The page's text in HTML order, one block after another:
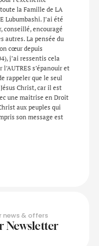
la Famille de LA
Lubumbashi. J’ai été
conseillé, encouragé
autres. La pensée du
cœur depuis
j’ai ressentis cela
s’épanouir et
rappeler que le seul
Christ, car il est
une maitrise en Droit
aux peuples qui
son message est
news & offers
Newsletter